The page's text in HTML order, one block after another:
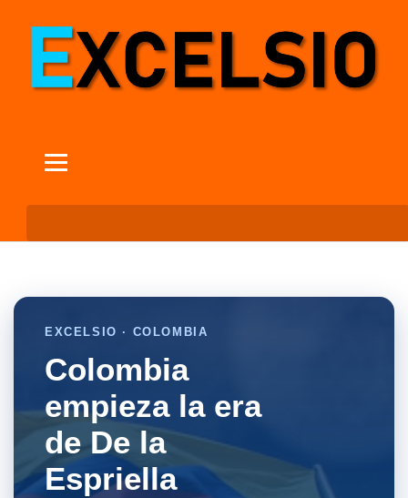
EXCELSIO · COLOMBIA
Colombia
empieza la era
de De la
Espriella